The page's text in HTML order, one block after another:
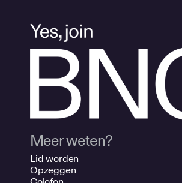
Meer weten?
Lid worden
Opzeggen